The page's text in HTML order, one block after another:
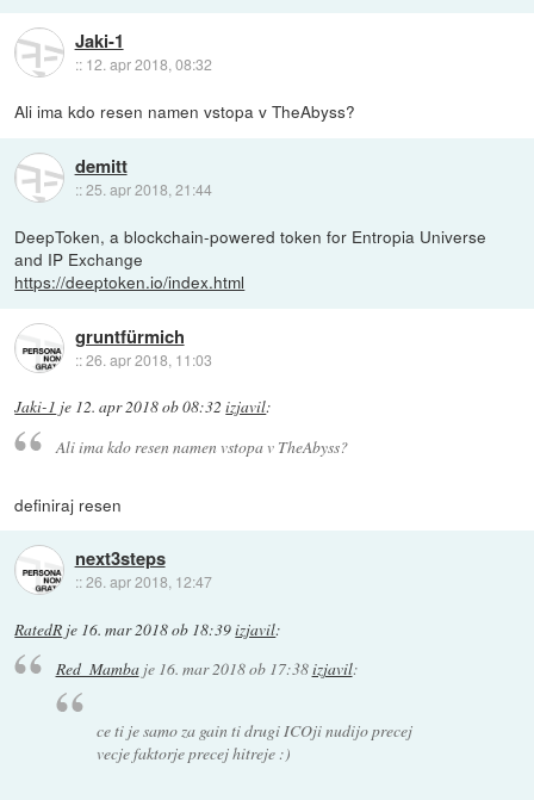
Jaki-1
:: 12. apr 2018, 08:32
Ali ima kdo resen namen vstopa v TheAbyss?
demitt
::25. apr 2018, 21:44
DeepToken, a blockchain-powered token for Entropia Universe
and IP Exchange
https://deeptoken.io/index.html
gruntfürmich
::26. apr 2018, 11:03
Jaki-1 je 12. apr 2018 ob 08:32 izjavil:
Ali ima kdo resen namen vstopa v TheAbyss?
definiraj resen
next3steps
::26. apr 2018, 12:47
RatedR je 16. mar 2018 ob 18:39izjavil:
Red_Mambaje 16. mar 2018 ob 17:38izjavil:
ce ti je samo za gain ti drugi ICOji nudijo precej
vecje faktorje precej hitreje :)